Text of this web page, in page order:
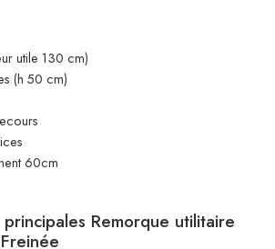
utile 130 cm)
(h 50 cm)
60cm
Remorque utilitaire